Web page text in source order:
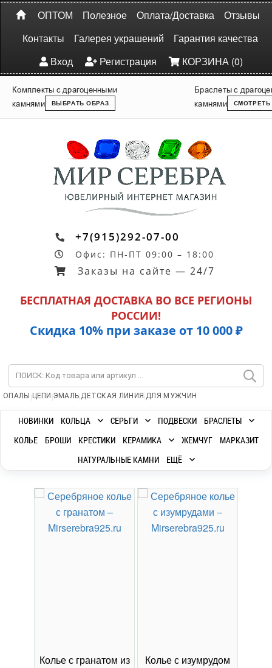
ОПТОМ Полезное Оплата/Доставка
Отзывы
Контакты
Галерея украшений
Гарантия качества
Вход
Регистрация КОРЗИНА (0)
Комплекты с драгоценными
камнями
ВЫБРАТЬ ОБРАЗ
Браслеты с
камнями
СМОТРЕТЬ
+7(915)292-07-00
Офис: ПН-ПТ 09:00 – 18:00
Заказы на сайте — 24/7
БЕСПЛАТНАЯ ДОСТАВКА ВО ВСЕ РЕГИОНЫ
РОССИИ!
Скидка 10% при заказе от 10 000 ₽
ОПАЛЫ | ЦЕПИ |ЭМАЛЬ|ДЕТСКАЯ ЛИНИЯ |ДЛЯ МУЖЧИН
НОВИНКИ КОЛЬЦА СЕРЬГИ ПОДВЕСКИ
БРАСЛЕТЫ
КОЛЬЕ
БРОШИ КРЕСТИКИ КЕРАМИКА ЖЕМЧУГ
МАРКАЗИТ
НАТУРАЛЬНЫЕ КАМНИ
ЕЩЁ
Колье с гранатом из
Колье с изумрудом